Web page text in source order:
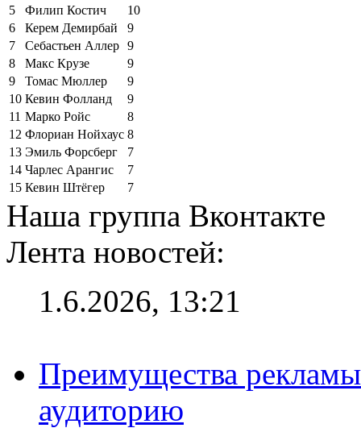
5
Филип Костич
10
6
Керем Демирбай
9
7
Себастьен Аллер 9
8
Макс Крузе
9
9
Томас Мюллер
9
10 Кевин Фолланд
9
11 Марко Ройс
8
12 Флориан Нойхаус 8
13 Эмиль Форсберг
7
14 Чарлес Арангис
7
15 Кевин Штёгер 7
Наша группа Вконтакте
Лента новостей:
1.6.2026, 13:21
Преимущества
аудиторию